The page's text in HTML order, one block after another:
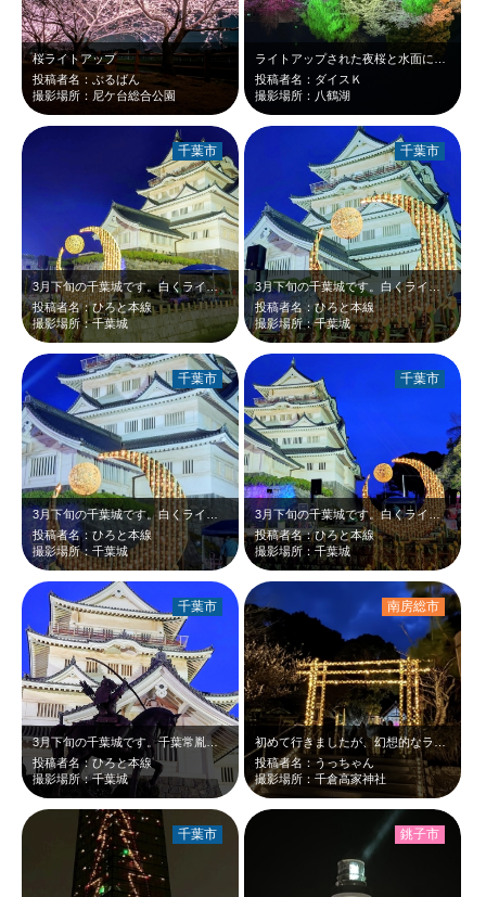
桜ライトアップ
投稿者名：ぶるばん
撮影場所：尼ケ台総合公園
投稿者名：ダイスＫ
撮影場所：八鶴湖
3月下旬の千葉城です。白くライトアップされた千葉城と大きな竹あかりが、青さの増…
投稿者名：ひろと本線
撮影場所：千葉城
千葉市
3月下旬の千葉城です。白くライトアップされた千葉城と大きな竹あかりが、青さの残…
投稿者名：ひろと本線
撮影場所：千葉城
千葉市
投稿者名：ひろと本線
撮影場所：千葉城
千葉市
3月下旬の千葉城です。白くライトアップされた千葉城と大きな竹あかりが、青さの残…
投稿者名：ひろと本線
撮影場所：千葉城
千葉市
3月下旬の千葉城です。千葉常胤公の騎馬像と白くライトアップされた千葉城が、青い…
投稿者名：ひろと本線
撮影場所：千葉城
千葉市
初めて行きましたが、幻想的なライトアップです。飾り付けには地元の中学生も参加さ…
投稿者名：うっちゃん
撮影場所：千倉高家神社
南房総市
千葉市 銚子市